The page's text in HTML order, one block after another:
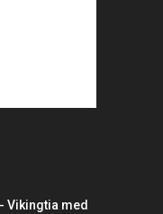
Vikingtia med